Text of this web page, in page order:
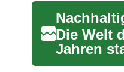
Die Welt
Jahren
auf